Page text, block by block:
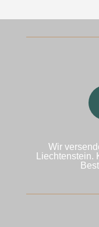
Wir
Liechtenstein.